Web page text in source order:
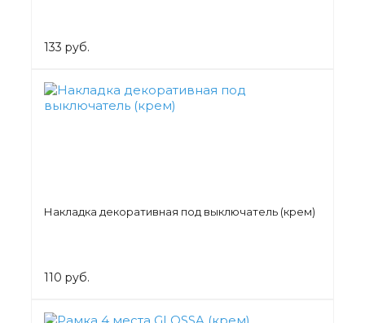
133 руб.
Накладка декоративная под выключатель (крем)
110 руб.